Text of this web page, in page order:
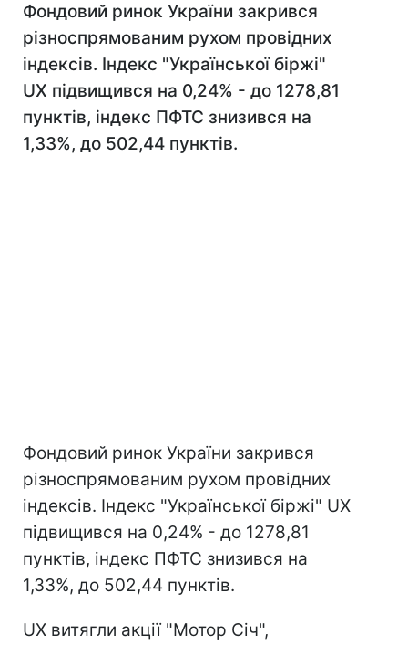
Фондовий ринок України закрився
різноспрямованим рухом провідних
індексів. Індекс "Української біржі"
UX підвищився на 0,24% - до 1278,81
пунктів, індекс ПФТС знизився на
1,33%, до 502,44 пунктів.
Фондовий ринок України закрився
різноспрямованим рухом провідних
індексів. Індекс "Української біржі" UX
підвищився на 0,24% - до 1278,81
пунктів, індекс ПФТС знизився на
1,33%, до 502,44 пунктів.
UX витягли акції "Мотор Січ",